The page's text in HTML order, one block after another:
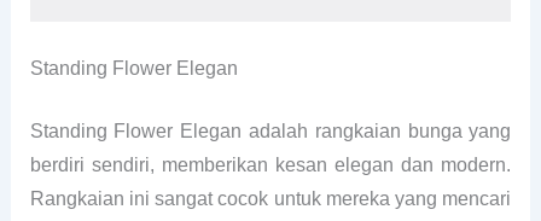
Standing Flower Elegan
Standing Flower Elegan adalah rangkaian bunga yang
berdiri sendiri, memberikan kesan elegan dan modern.
Rangkaian ini sangat cocok untuk mereka yang mencari